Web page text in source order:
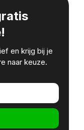
en krijg bij je
naar keuze.